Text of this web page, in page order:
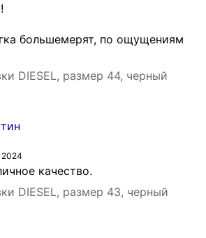
большемерят, по ощущениям
DIESEL, размер 44, черный
качество.
DIESEL, размер 43, черный